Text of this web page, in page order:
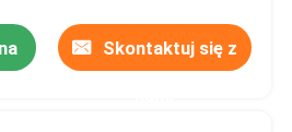
Skontaktuj się z